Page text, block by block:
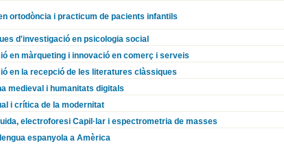
ortodòncia i practicum de pacients infantils
d'investigació en psicologia social
en màrqueting i innovació en comerç i serveis
en la recepció de les literatures clàssiques
medieval i humanitats digitals
i crítica de la modernitat
electroforesi Capil·lar i espectrometria de masses
espanyola a Amèrica